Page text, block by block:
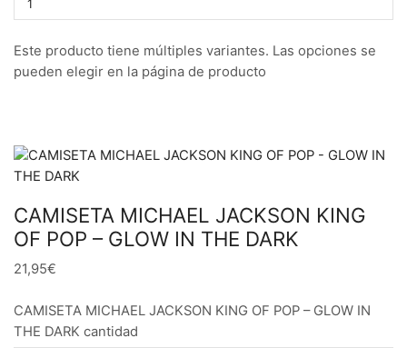
Este producto tiene múltiples variantes. Las opciones se
pueden elegir en la página de producto
CAMISETA MICHAEL JACKSON KING
OF POP – GLOW IN THE DARK
21,95€
CAMISETA MICHAEL JACKSON KING OF POP – GLOW IN
THE DARK cantidad